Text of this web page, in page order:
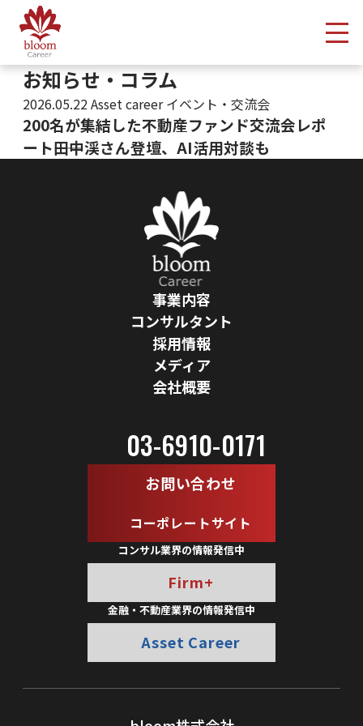
メ
お知らせ・コラム
2026.05.22Asset career イベント・交流会
200名が集結した不動産ファンド交流会レポ
ート――田中渓さん登壇、AI活用対談も
事業内容
コンサルタント
採用情報
メディア
会社概要
03-6910-0171
お問い合わせ
コーポレートサイト
コンサル業界の情報発信中
Firm+
金融・不動産業界の情報発信中
Asset Career